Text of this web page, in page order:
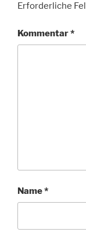
Erforderliche
Kommentar*
Name*